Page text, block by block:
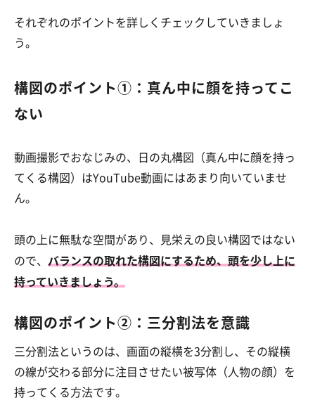
それぞれのポイントを詳しくチェックしていきましょ
う。
構図のポイント①：真ん中に顔を持ってこ
ない
動画撮影でおなじみの、日の丸構図（真ん中に顔を持っ
てくる構図）はYouTube動画にはあまり向いていませ
ん。
頭の上に無駄な空間があり、見栄えの良い構図ではない
ので、 バランスの取れた構図にするため、頭を少し上に
持っていきましょう。
構図のポイント②：三分割法を意識
三分割法というのは、画面の縦横を3分割し、その縦横
の線が交わる部分に注目させたい被写体（人物の顔）を
持ってくる方法です。